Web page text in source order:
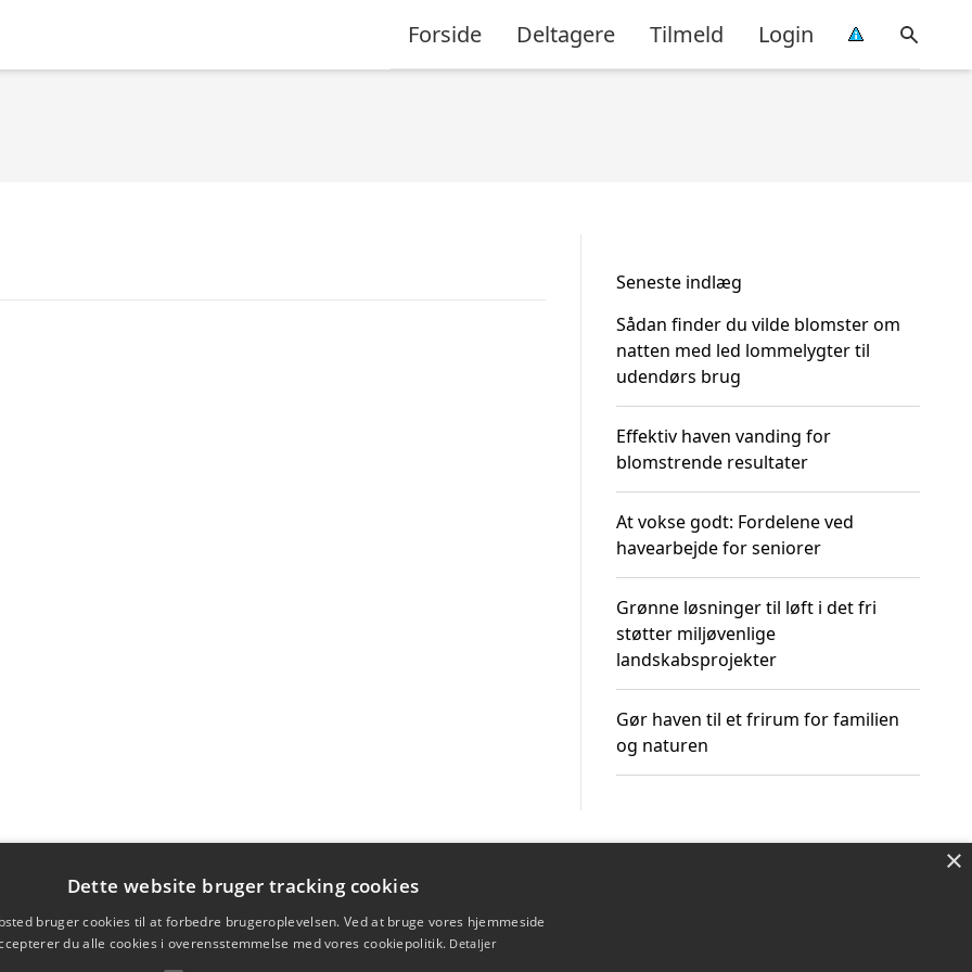
Forside Deltagere Tilmeld Login
Seneste indlæg
Sådan finder du vilde blomster om
natten med led lommelygter til
udendørs brug
Effektiv haven vanding for
blomstrende resultater
At vokse godt: Fordelene ved
havearbejde for seniorer
Grønne løsninger til løft i det fri
støtter miljøvenlige
landskabsprojekter
Gør haven til et frirum for familien
og naturen
×
Dette website bruger tracking cookies
bruger cookies til at forbedre brugeroplevelsen. Ved at bruge vores hjemmeside
du alle cookies i overensstemmelse med vores cookiepolitik. Detaljer